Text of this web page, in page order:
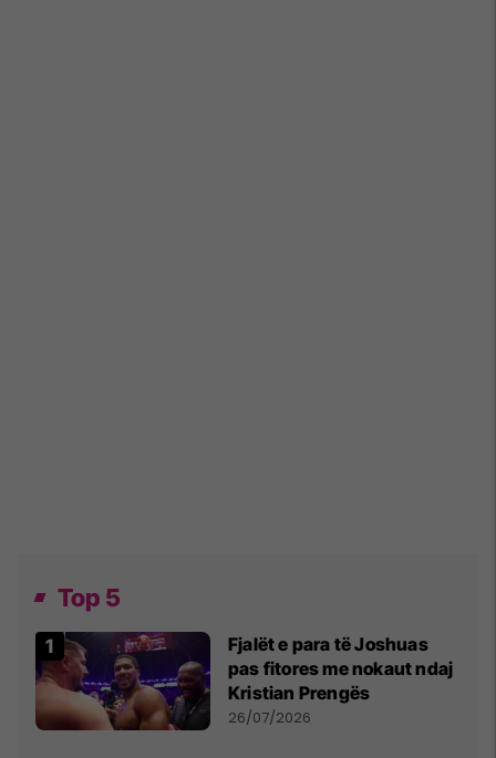
Top 5
Fjalët e para të Joshuas
pas fitores me nokaut ndaj
Kristian Prengës
26/07/2026